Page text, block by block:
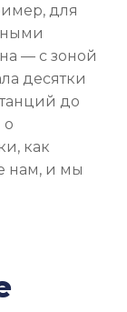
для
— с зоной
десятки
до
о
как
нам, и мы